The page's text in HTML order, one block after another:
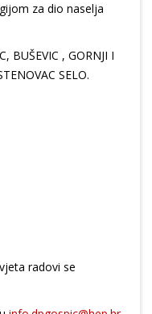
za dio naselja
BUŠEVIC , GORNJI I
SELO.
radovi se